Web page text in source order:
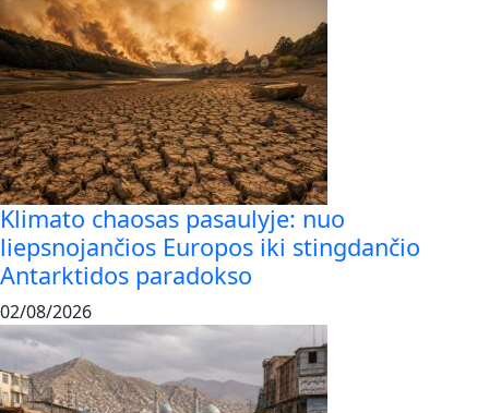
Klimato chaosas pasaulyje: nuo
liepsnojančios Europos iki stingdančio
Antarktidos paradokso
02/08/2026